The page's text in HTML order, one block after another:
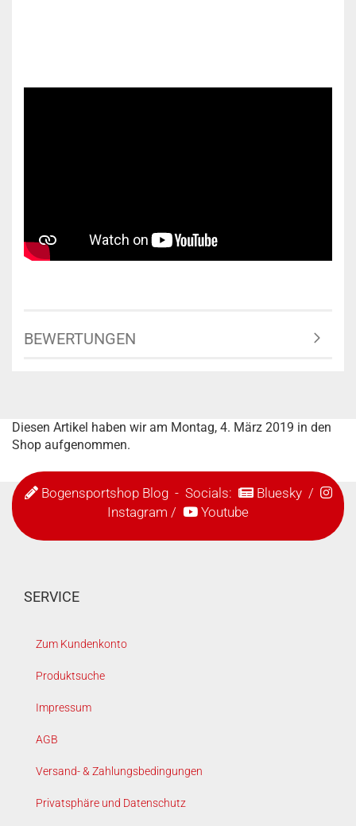
BEWERTUNGEN
Diesen Artikel haben wir am Montag, 4. März 2019 in den
Shop aufgenommen.
Bogensportshop Blog- Socials: Bluesky/
Instagram / Youtube
SERVICE
Zum Kundenkonto
Produktsuche
Impressum
AGB
Versand- & Zahlungsbedingungen
Privatsphäre und Datenschutz